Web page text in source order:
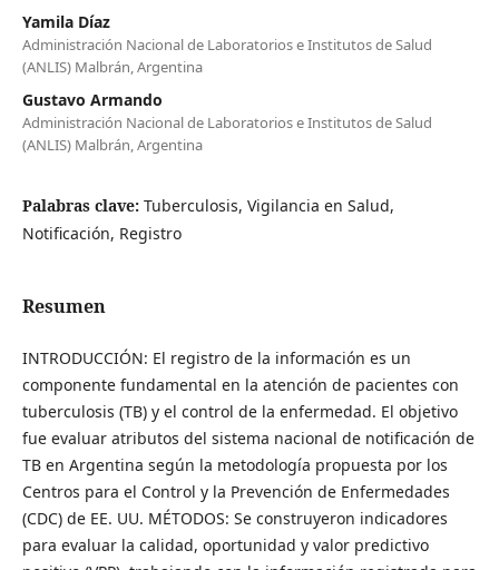
Yamila Díaz
Administración Nacional de Laboratorios e Institutos de Salud
(ANLIS) Malbrán, Argentina
Gustavo Armando
Administración Nacional de Laboratorios e Institutos de Salud
(ANLIS) Malbrán, Argentina
Palabras clave: Tuberculosis, Vigilancia en Salud,
Notificación, Registro
Resumen
INTRODUCCIÓN: El registro de la información es un
componente fundamental en la atención de pacientes con
tuberculosis (TB) y el control de la enfermedad. El objetivo
fue evaluar atributos del sistema nacional de notificación de
TB en Argentina según la metodología propuesta por los
Centros para el Control y la Prevención de Enfermedades
(CDC) de EE. UU. MÉTODOS: Se construyeron indicadores
para evaluar la calidad, oportunidad y valor predictivo